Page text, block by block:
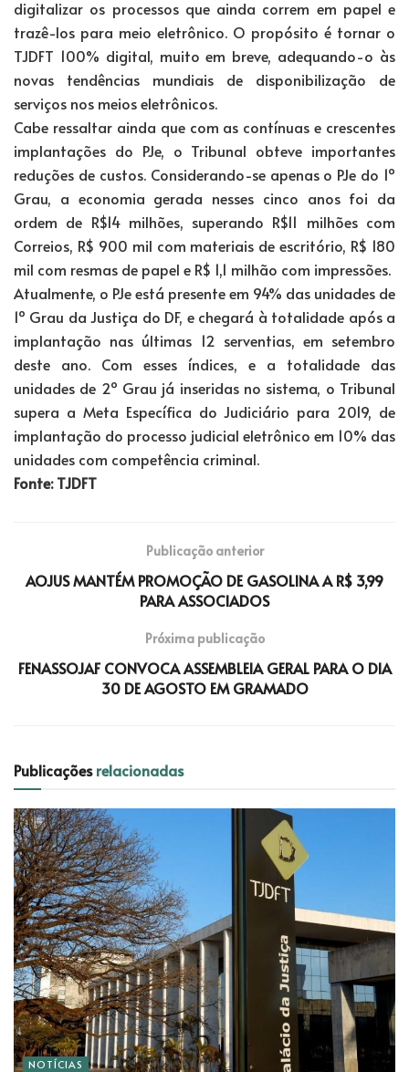
digitalizar os processos que ainda correm em papel e
trazê-los para meio eletrônico. O propósito é tornar o
TJDFT 100% digital, muito em breve, adequando-o às
novas tendências mundiais de disponibilização de
serviços nos meios eletrônicos.
Cabe ressaltar ainda que com as contínuas e crescentes
implantações do PJe, o Tribunal obteve importantes
reduções de custos. Considerando-se apenas o PJe do 1º
Grau, a economia gerada nesses cinco anos foi da
ordem de R$14 milhões, superando R$11 milhões com
Correios, R$ 900 mil com materiais de escritório, R$ 180
mil com resmas de papel e R$ 1,1 milhão com impressões.
Atualmente, o PJe está presente em 94% das unidades de
1º Grau da Justiça do DF, e chegará à totalidade após a
implantação nas últimas 12 serventias, em setembro
deste ano. Com esses índices, e a totalidade das
unidades de 2º Grau já inseridas no sistema, o Tribunal
supera a Meta Específica do Judiciário para 2019, de
implantação do processo judicial eletrônico em 10% das
unidades com competência criminal.
Fonte: TJDFT
Publicação anterior
AOJUS MANTÉM PROMOÇÃO DE GASOLINA A R$ 3,99
PARA ASSOCIADOS
Próxima publicação
FENASSOJAF CONVOCA ASSEMBLEIA GERAL PARA O DIA
30 DE AGOSTO EM GRAMADO
Publicaçõesrelacionadas
NOTÍCIAS